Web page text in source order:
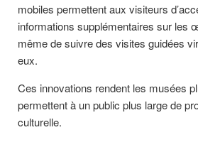
mobiles permettent aux visiteurs
informations supplémentaires sur les
même de suivre des visites guidées
eux.
Ces innovations rendent les musées
permettent à un public plus large de
culturelle.